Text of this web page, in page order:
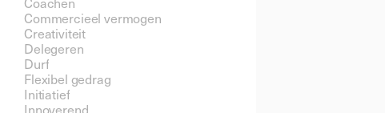
Commercieel vermogen
Creativiteit
Delegeren
Durf
Flexibel gedrag
Initiatief
Innoverend